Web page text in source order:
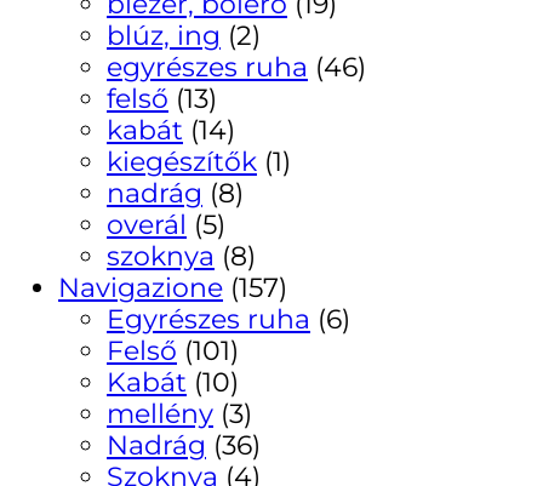
blúz, ing (2)
egyrészes ruha (46)
felső (13)
kabát (14)
kiegészítők (1)
nadrág (8)
overál (5)
szoknya (8)
Navigazione (157)
Egyrészes ruha (6)
Felső (101)
Kabát (10)
mellény (3)
Nadrág (36)
Szoknya (4)